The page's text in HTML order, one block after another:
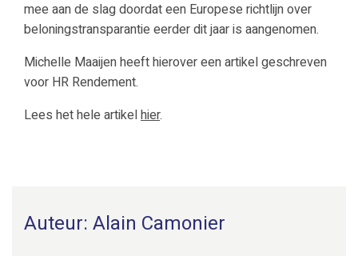
mee aan de slag doordat een Europese richtlijn over
beloningstransparantie eerder dit jaar is aangenomen.
Michelle Maaijen heeft hierover een artikel geschreven
voor HR Rendement.
Lees het hele artikelhier.
Auteur: Alain Camonier